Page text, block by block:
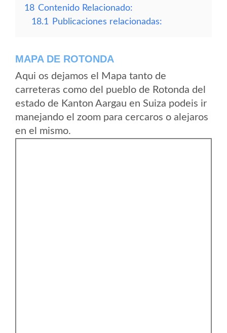
18 Contenido Relacionado:
18.1
Publicaciones relacionadas:
MAPA DE ROTONDA
Aqui os dejamos el Mapa tanto de
carreteras como del pueblo de Rotonda del
estado de Kanton Aargau en Suiza podeis ir
manejando el zoom para cercaros o alejaros
en el mismo.